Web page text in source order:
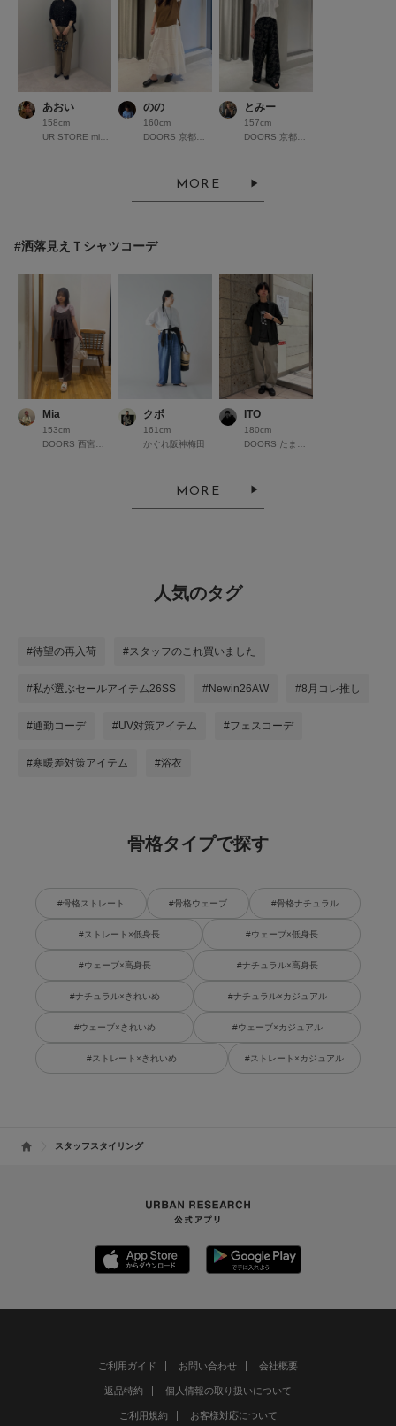
あおい
158cm
UR STORE minamoa広島
のの
160cm
DOORS 京都高島屋S.C.
とみー
157cm
DOORS 京都高島屋S.C.
MORE
#洒落見えＴシャツコーデ
Mia
153cm
クボ
161cm
かぐれ阪神梅田
ITO
180cm
MORE
人気のタグ
#待望の再入荷 #スタッフのこれ買いました
#私が選ぶセールアイテム26SS #Newin26AW #8月コレ推し
#通勤コーデ #UV対策アイテム #フェスコーデ
#寒暖差対策アイテム #浴衣
骨格タイプで探す
#骨格ストレート #骨格ウェーブ #骨格ナチュラル
#ストレート×低身長 #ウェーブ×低身長
#ウェーブ×高身長 #ナチュラル×高身長
#ナチュラル×きれいめ #ナチュラル×カジュアル
#ウェーブ×きれいめ #ウェーブ×カジュアル
#ストレート×きれいめ #ストレート×カジュアル
スタッフスタイリング
ご利用ガイド お問い合わせ 会社概要
返品特約 個人情報の取り扱いについて
ご利用規約 お客様対応について